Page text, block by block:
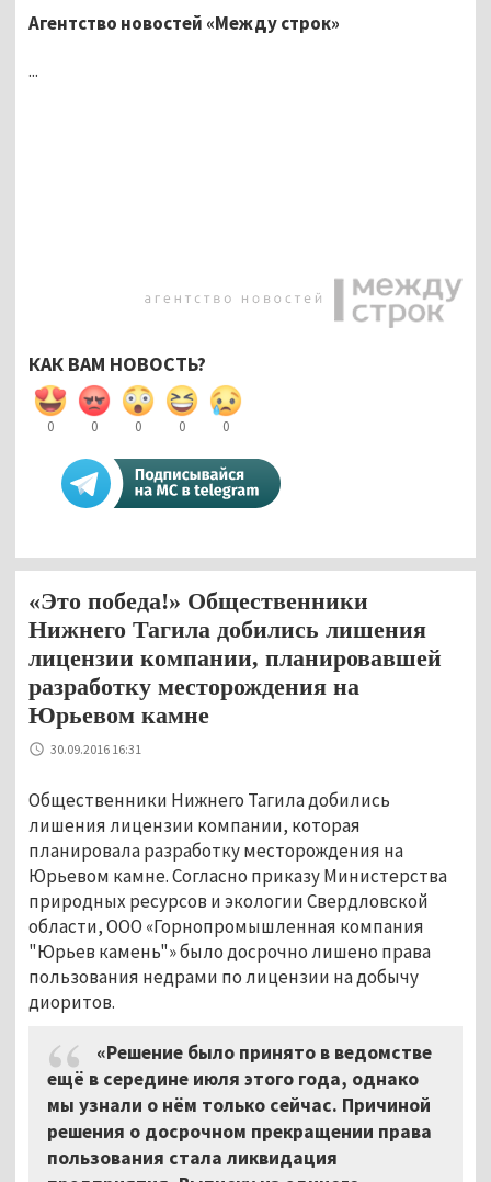
Агентство новостей «Между строк»
...
КАК ВАМ НОВОСТЬ?
0 0 0 0 0
«Это победа!» Общественники
Нижнего Тагила добились лишения
лицензии компании, планировавшей
разработку месторождения на
Юрьевом камне
30.09.2016 16:31
Общественники Нижнего Тагила добились
лишения лицензии компании, которая
планировала разработку месторождения на
Юрьевом камне. Согласно приказу Министерства
природных ресурсов и экологии Свердловской
области, ООО «Горнопромышленная компания
"Юрьев камень"» было досрочно лишено права
пользования недрами по лицензии на добычу
диоритов.
«Решение было принято в ведомстве
ещё в середине июля этого года, однако
мы узнали о нём только сейчас. Причиной
решения о досрочном прекращении права
пользования стала ликвидация